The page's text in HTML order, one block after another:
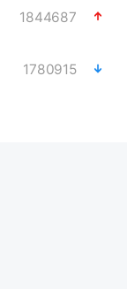
1844687
1780915